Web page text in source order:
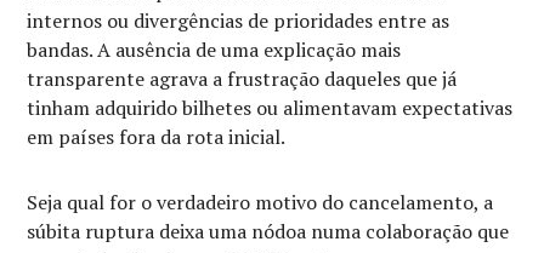
internos ou divergências de prioridades entre as
bandas. A ausência de uma explicação mais
transparente agrava a frustração daqueles que já
tinham adquirido bilhetes ou alimentavam expectativas
em países fora da rota inicial.
Seja qual for o verdadeiro motivo do cancelamento, a
súbita ruptura deixa uma nódoa numa colaboração que